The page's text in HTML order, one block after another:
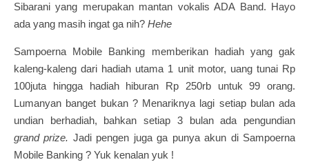
Sibarani yang merupakan mantan vokalis ADA Band. Hayo
ada yang masih ingat ga nih? Hehe
Sampoerna Mobile Banking memberikan hadiah yang gak
kaleng-kaleng dari hadiah utama 1 unit motor, uang tunai Rp
100juta hingga hadiah hiburan Rp 250rb untuk 99 orang.
Lumanyan banget bukan ? Menariknya lagi setiap bulan ada
undian berhadiah, bahkan setiap 3 bulan ada pengundian
grand prize. Jadi pengen juga ga punya akun di Sampoerna
Mobile Banking ? Yuk kenalan yuk !